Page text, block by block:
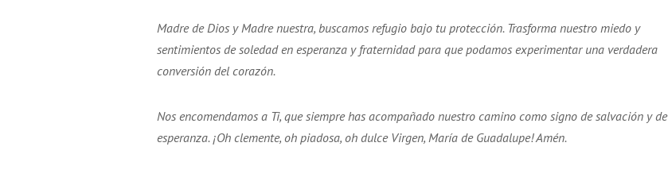
Madre de Dios y Madre nuestra, buscamos refugio bajo tu protección. Trasforma nuestro miedo y
sentimientos de soledad en esperanza y fraternidad para que podamos experimentar una verdadera
conversión del corazón.
Nos encomendamos a Ti, que siempre has acompañado nuestro camino como signo de salvación y de
esperanza. ¡Oh clemente, oh piadosa, oh dulce Virgen, María de Guadalupe! Amén.